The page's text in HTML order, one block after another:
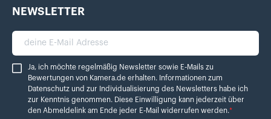
NEWSLETTER
deine E-Mail Adresse
Ja, ich möchte regelmäßig Newsletter sowie E-Mails zu Bewertungen von
Ja, ich möchte regelmäßig Newsletter sowie E-Mails zu
Bewertungen von Kamera.de erhalten. Informationen zum
Datenschutz und zur Individualisierung des Newsletters habe ich
zur Kenntnis genommen. Diese Einwilligung kann jederzeit über
den Abmeldelink am Ende jeder E-Mail widerrufen werden.*